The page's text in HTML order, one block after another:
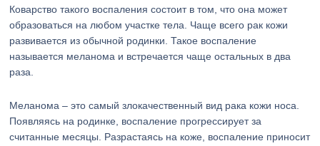
Коварство такого воспаления состоит в том, что она может
образоваться на любом участке тела. Чаще всего рак кожи
развивается из обычной родинки. Такое воспаление
называется меланома и встречается чаще остальных в два
раза.
Меланома – это самый злокачественный вид рака кожи носа.
Появляясь на родинке, воспаление прогрессирует за
считанные месяцы. Разрастаясь на коже, воспаление приносит